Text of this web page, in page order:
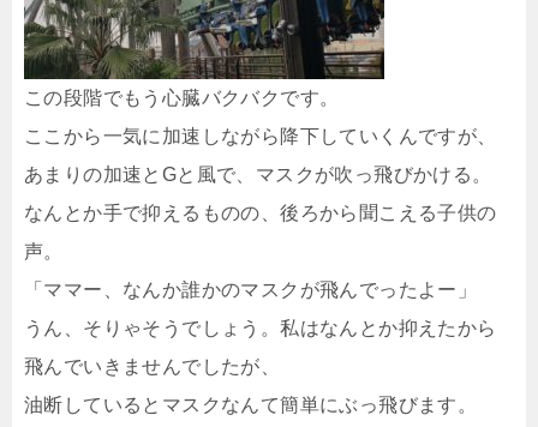
この段階でもう心臓バクバクです。
ここから一気に加速しながら降下していくんですが、
あまりの加速とGと風で、マスクが吹っ飛びかける。
なんとか手で抑えるものの、後ろから聞こえる子供の
声。
「ママー、なんか誰かのマスクが飛んでったよー」
うん、そりゃそうでしょう。私はなんとか抑えたから
飛んでいきませんでしたが、
油断しているとマスクなんて簡単にぶっ飛びます。